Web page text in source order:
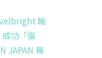
輸
功「復
JAPAN 舞